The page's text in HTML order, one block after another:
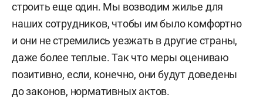
строить еще один. Мы возводим жилье для
наших сотрудников, чтобы им было комфортно
и они не стремились уезжать в другие страны,
даже более теплые. Так что меры оцениваю
позитивно, если, конечно, они будут доведены
до законов, нормативных актов.